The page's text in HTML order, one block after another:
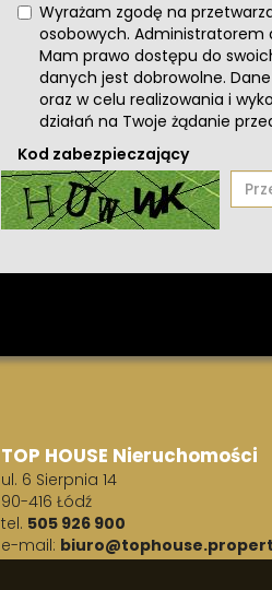
Wyrażam zgodę na
osobowych. Administratorem
Mam prawo dostępu do
danych jest dobrowolne.
oraz w celu realizowania i
działań na Twoje żądanie
Kod zabezpieczający
TOP HOUSE Nieruchomości
ul. 6 Sierpnia 14
90-416 Łódź
tel. 505 926 900
e-mail: